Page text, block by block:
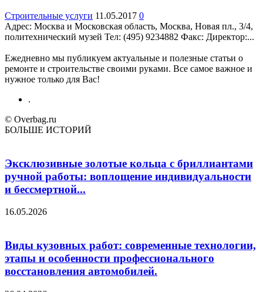
Строительные услуги 11.05.2017 0
Адрес: Москва и Московская область, Москва, Новая пл., 3/4,
политехнический музей Teл: (495) 9234882 Факс: Директор:...
Ежедневно мы публикуем актуальные и полезные статьи о
ремонте и строительстве своими руками. Все самое важное и
нужное только для Вас!
.
© Overbag.ru
БОЛЬШЕ ИСТОРИЙ
Эксклюзивные золотые кольца с бриллиантами
ручной работы: воплощение индивидуальности
и бессмертной...
16.05.2026
Виды кузовных работ: современные технологии,
этапы и особенности профессионального
восстановления автомобилей.